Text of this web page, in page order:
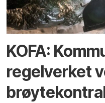
KOFA:
regelverket